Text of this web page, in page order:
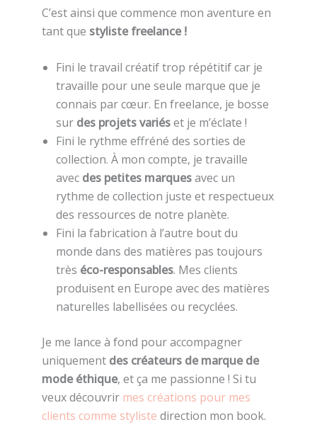
C’est ainsi que commence mon aventure en
tant que styliste freelance !
Fini le travail créatif trop répétitif car je
travaille pour une seule marque que je
connais par cœur. En freelance, je bosse
sur des projets variéset je m’éclate !
Fini le rythme effréné des sorties de
collection. À mon compte, je travaille
avec des petites marquesavec un
rythme de collection juste et respectueux
des ressources de notre planète.
Fini la fabrication à l’autre bout du
monde dans des matières pas toujours
très éco-responsables. Mes clients
produisent en Europe avec des matières
naturelles labellisées ou recyclées.
Je me lance à fond pour accompagner
uniquement des créateurs de marque de
mode éthique, et ça me passionne ! Si tu
veux découvrir mes créations pour mes
clients comme styliste direction mon book.